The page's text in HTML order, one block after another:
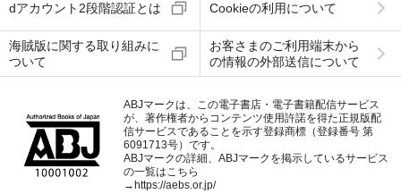
dアカウント2段階認証とは Cookieの利用について
海賊版に関する取り組みに
ついて
お客さまのご利用端末から
の情報の外部送信について
ABJマークは、この電子書店・電子書籍配信サービス
が、著作権者からコンテンツ使用許諾を得た正規版配
信サービスであることを示す登録商標（登録番号 第
6091713号）です。
ABJマークの詳細、ABJマークを掲示しているサービス
の一覧はこちら
→ https://aebs.or.jp/